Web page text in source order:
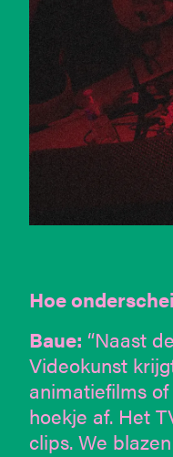
Hoe
Baue: “Naast
Videokunst
animatiefilms
hoekje af. Het
clips. We